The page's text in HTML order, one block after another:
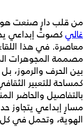
من قلب دارٍٍ صنعت هوية
غالي كصوت إبداعي
معاصرة. في هذا
مصممة المجوهرات
بين الحرف والرموز،
كمساحة للتعبير
بالتفاصيل والحاضر
مسارٍ إبداعي يتجاوز
الهوية، وتحمل في